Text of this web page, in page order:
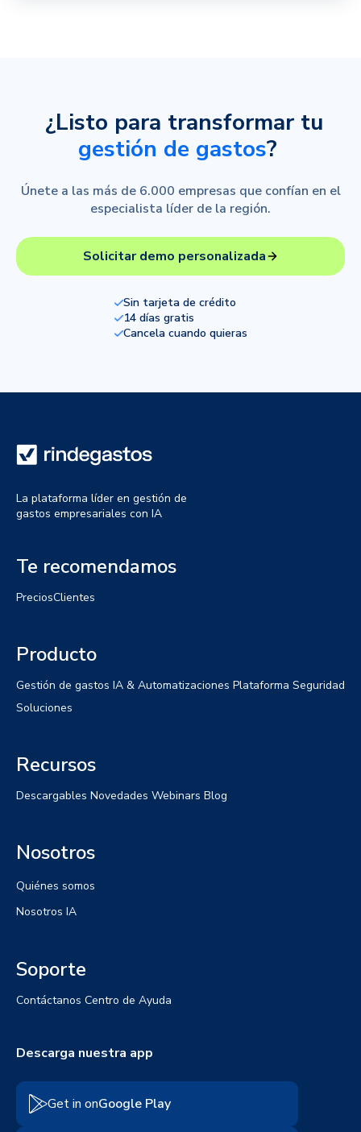
¿Listo para transformar tu
gestión de gastos?
Únete a las más de 6.000 empresas que confían en el
especialista líder de la región.
Solicitar demo personalizada
Sin tarjeta de crédito
14 días gratis
Cancela cuando quieras
La plataforma líder en gestión de
gastos empresariales con IA
Te recomendamos
PreciosClientes
Producto
Gestión de gastos IA & Automatizaciones Plataforma Seguridad
Soluciones
Recursos
Descargables Novedades Webinars Blog
Nosotros
Quiénes somos
Nosotros IA
Soporte
Contáctanos Centro de Ayuda
Descarga nuestra app
Get in onGoogle Play